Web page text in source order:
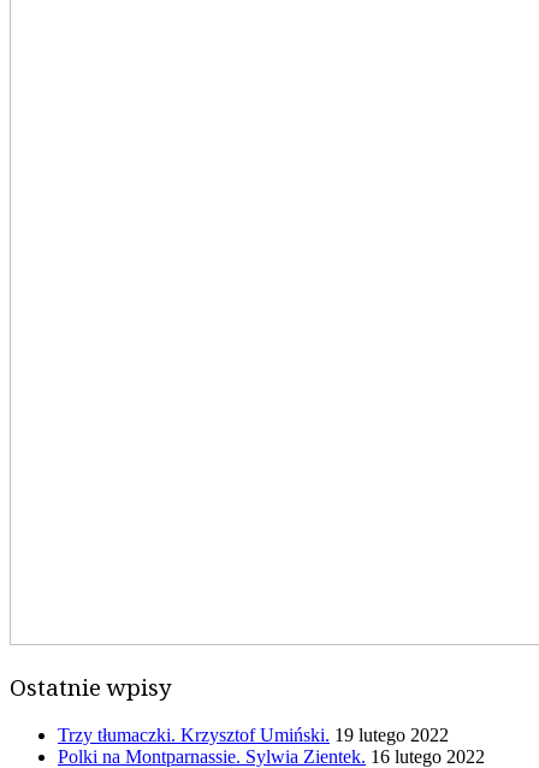
Ostatnie wpisy
Trzy tłumaczki. Krzysztof Umiński. 19 lutego 2022
Polki na Montparnassie. Sylwia Zientek. 16 lutego 2022